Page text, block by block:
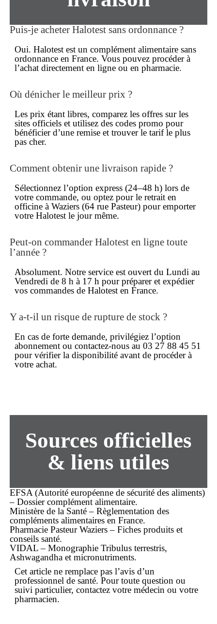
Puis-je acheter Halotest sans ordonnance ?
Oui. Halotest est un complément alimentaire sans
ordonnance en France. Vous pouvez procéder à
l’achat directement en ligne ou en pharmacie.
Où dénicher le meilleur prix ?
Les prix étant libres, comparez les offres sur les
sites officiels et utilisez des codes promo pour
bénéficier d’une remise et trouver le tarif le plus
pas cher.
Comment obtenir une livraison rapide ?
Sélectionnez l’option express (24–48 h) lors de
votre commande, ou optez pour le retrait en
officine à Waziers (64 rue Pasteur) pour emporter
votre Halotest le jour même.
Peut-on commander Halotest en ligne toute
l’année ?
Absolument. Notre service est ouvert du Lundi au
Vendredi de 8 h à 17 h pour préparer et expédier
vos commandes de Halotest en France.
Y a-t-il un risque de rupture de stock ?
En cas de forte demande, privilégiez l’option
abonnement ou contactez-nous au 03 27 88 45 51
pour vérifier la disponibilité avant de procéder à
votre achat.
Sources officielles
& liens utiles
EFSA (Autorité européenne de sécurité des aliments)
– Dossier complément alimentaire.
Ministère de la Santé – Règlementation des
compléments alimentaires en France.
Pharmacie Pasteur Waziers – Fiches produits et
conseils santé.
VIDAL – Monographie Tribulus terrestris,
Ashwagandha et micronutriments.
Cet article ne remplace pas l’avis d’un
professionnel de santé. Pour toute question ou
suivi particulier, contactez votre médecin ou votre
pharmacien.